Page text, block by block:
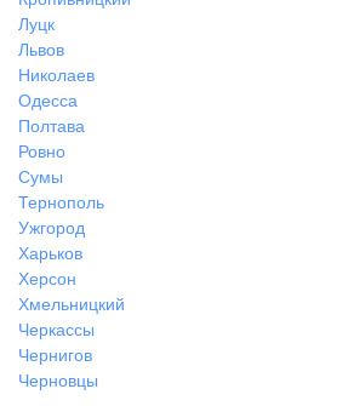
Луцк
Львов
Николаев
Одесса
Полтава
Ровно
Сумы
Тернополь
Ужгород
Харьков
Херсон
Хмельницкий
Черкассы
Чернигов
Черновцы